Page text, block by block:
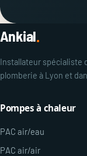
Ankial.
Installateur spécialiste
plomberie à Lyon et
Pompes à chaleur
PAC air/eau
PAC air/air